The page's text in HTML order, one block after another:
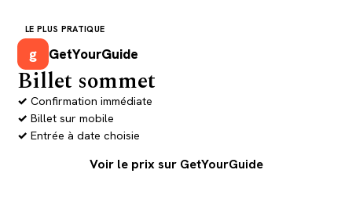
LE PLUS PRATIQUE
g GetYourGuide
Billet sommet
Confirmation immédiate
Billet sur mobile
Entrée à date choisie
Voir le prix sur GetYourGuide